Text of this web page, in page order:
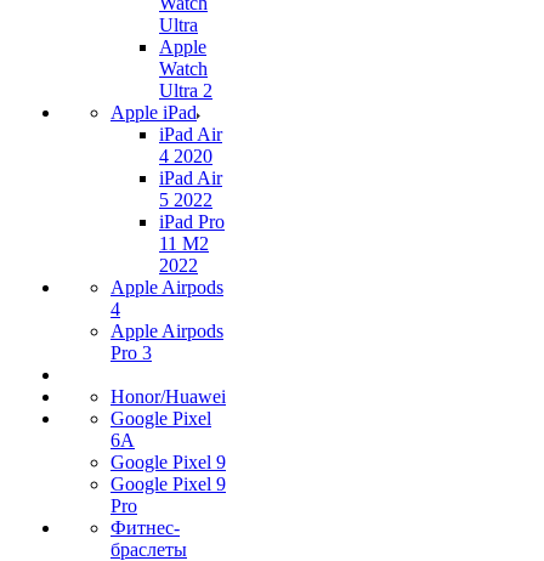
Ultra
Apple
Watch
Ultra 2
Apple iPad
iPad Air
4 2020
iPad Air
5 2022
iPad Pro
11 M2
2022
Apple Airpods
4
Apple Airpods
Pro 3
Honor/Huawei
Google Pixel
6A
Google Pixel 9
Google Pixel 9
Pro
Фитнес-
браслеты